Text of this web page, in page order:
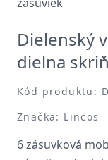
Dielenský
dielna
Kód produktu:
Značka: Lincos
6 zásuvková